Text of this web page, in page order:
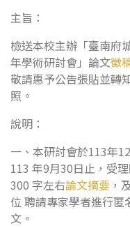
主旨：
檢送本校主辦「臺南府
年學術研討會」論文徵
敬請惠予公告張貼並轉
照。
說明：
一、本研討會於113年
113 年9月30日止，受
300 字左右論文摘要 ，
位 聘請專家學者進行
文。